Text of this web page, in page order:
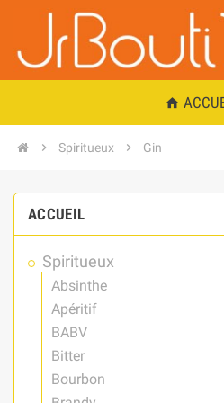
home
chevron_right Spiritueux chevron_right Gin
ACCUEIL
Spiritueux
Absinthe
Apéritif
BABV
Bitter
Bourbon